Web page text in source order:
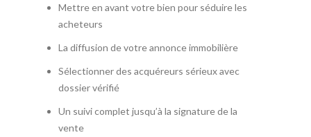
Mettre en avant votre bien pour séduire les
acheteurs
La diffusion de votre annonce immobilière
Sélectionner des acquéreurs sérieux avec
dossier vérifié
Un suivi complet jusqu’à la signature de la
vente